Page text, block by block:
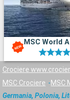
MSC World
Crociere
MSC Crociere
MSC
Germania, Polonia,